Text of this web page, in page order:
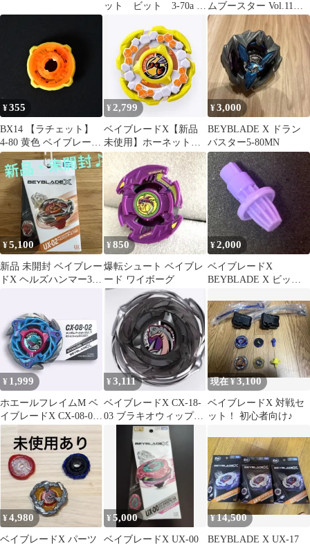
ット ビット 3-70a エ ムブースター Vol.11
BX-50-06
¥355
BX14 【ラチェット】
4-80 黄色 ベイブレード
X ベイブレード
beybladeX
¥2,799
ベイブレードX【新品
未使用】ホーネットフ
ォートR9-65T
¥3,000
BEYBLADE X ドラン
バスター5-80MN
¥5,100
新品 未開封 ベイブレー
ドX ヘルズハンマー3-
¥850
爆転シュート ベイブレ
ード ワイボーグ
¥2,000
ベイブレードX
BEYBLADE X ビッ
CX-06 01 フォックスブ
ラッシュセレクト
¥ 1,999
ホエールフレイムM ベ
イブレードX CX-08-02
¥3,111
ベイブレードX CX-18-
03 ブラキオウィップ
OW5-70Nr 黒 ブラック
現在 ¥3,100
ベイブレードX 対戦セ
ット！ 初心者向け♪
¥4,980
ベイブレードX パーツ
¥5,000
ベイブレードX UX-00
¥14,500
BEYBLADE X UX-17